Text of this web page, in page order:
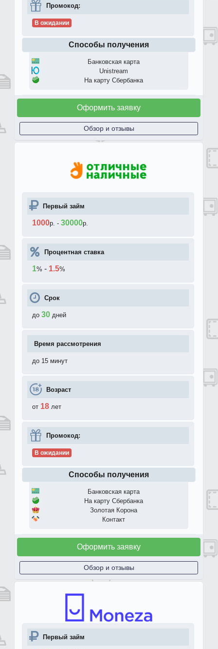
Промокод:
В ожидании
Способы получения
Банковская карта
Unistream
На карту Сбербанка
Оформить заявку
Обзор и отзывы
Первый займ
1000р. - 30000р.
Процентная ставка
1% - 1.5%
Срок
до 30 дней
Время рассмотрения
до 15 минут
Возраст
от 18 лет
Промокод:
В ожидании
Способы получения
Банковская карта
На карту Сбербанка
Золотая Корона
Контакт
Оформить заявку
Обзор и отзывы
Первый займ